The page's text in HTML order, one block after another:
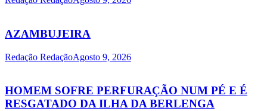
AZAMBUJEIRA
Redação RedaçãoAgosto 9, 2026
HOMEM SOFRE PERFURAÇÃO NUM PÉ E É
RESGATADO DA ILHA DA BERLENGA